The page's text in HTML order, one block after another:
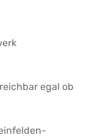
egal ob